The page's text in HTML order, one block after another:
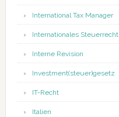
International Tax Manager
Internationales Steuerrecht
Interne Revision
Investment(steuer)gesetz
IT-Recht
Italien